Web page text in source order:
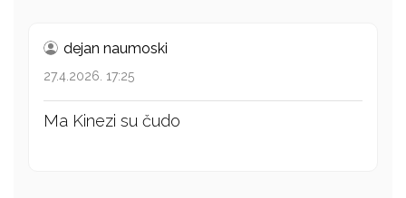
dejan naumoski
27.4.2026. 17:25
Ma Kinezi su čudo